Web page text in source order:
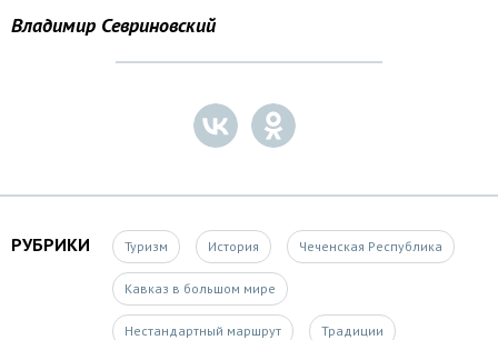
Владимир Севриновский
РУБРИКИ Туризм История Чеченская Республика
Кавказ в большом мире
Нестандартный маршрут Традиции